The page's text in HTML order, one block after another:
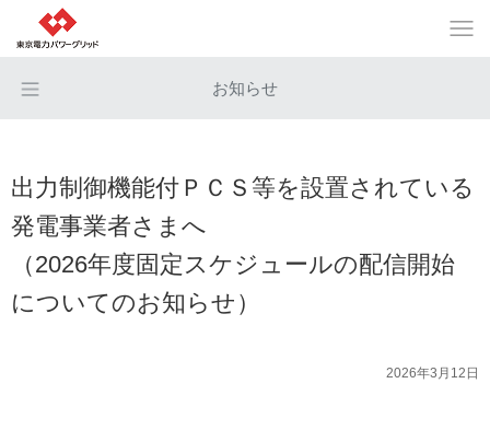
お知らせ
出力制御機能付ＰＣＳ等を設置されている
発電事業者さまへ
（2026年度固定スケジュールの配信開始
についてのお知らせ）
2026年3月12日